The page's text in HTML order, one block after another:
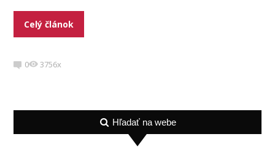
Celý článok
0 3756x
Hľadať na webe